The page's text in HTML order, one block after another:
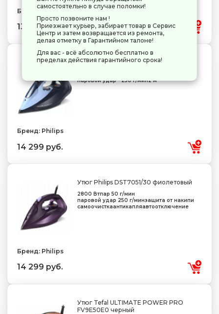
Бренд: Philips
13 639 руб.
Утюг Philips DST7041/20 синий
паровой удар - 250 г/мин2 м
Бренд: Philips
14 299 руб.
Утюг Philips DST7051/30 фиолетовый
2800 Втпар 50 г/мин
паровой удар 250 г/минзащита от накипи
самоочисткаантикапляавтоотключение
Бренд: Philips
14 299 руб.
Утюг Tefal ULTIMATE POWER PRO
FV9E50E0 черный
самостоятельно в случае поломки!
Просто позвоните нам !
Приезжает курьер, забирает товар в Сервис
Центр и затем возвращается из ремонта,
делая отметку в Гарантийном талоне!
Для вас - всё абсолютно бесплатно в
пределах действия гарантийного срока!